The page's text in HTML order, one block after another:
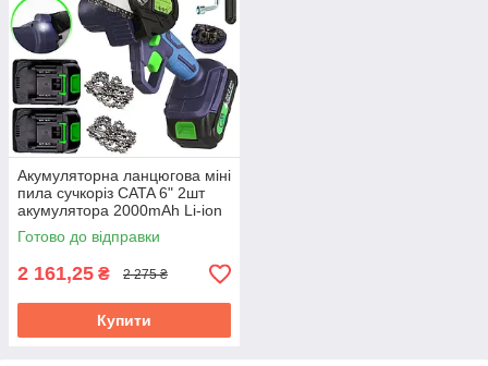
Акумуляторна ланцюгова міні
пила сучкоріз CATA 6" 2шт
акумулятора 2000mAh Li-ion
у валізі (M66170)
Готово до відправки
2 161,25 ₴ 2 275 ₴
Купити